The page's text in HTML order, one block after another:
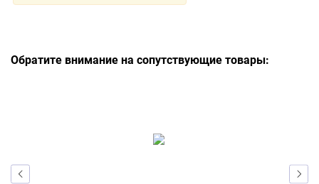
Обратите внимание на сопутствующие товары: